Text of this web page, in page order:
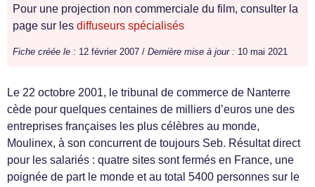
Pour une projection non commerciale du film, consulter la
page sur les diffuseurs spécialisés
Fiche créée le : 12 février 2007 / Dernière mise à jour : 10 mai 2021
Le 22 octobre 2001, le tribunal de commerce de Nanterre
cède pour quelques centaines de milliers d’euros une des
entreprises françaises les plus célèbres au monde,
Moulinex, à son concurrent de toujours Seb. Résultat direct
pour les salariés : quatre sites sont fermés en France, une
poignée de part le monde et au total 5400 personnes sur le